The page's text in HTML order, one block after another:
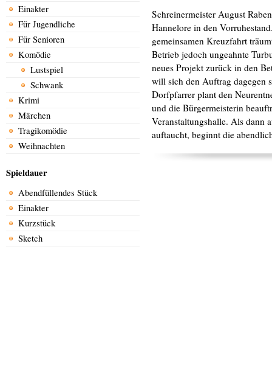
Einakter
Für Jugendliche
Für Senioren
Komödie
Lustspiel
Schwank
Krimi
Märchen
Tragikomödie
Weihnachten
Spieldauer
Abendfüllendes Stück
Einakter
Kurzstück
Sketch
Schreinermeister August
Hannelore in den
gemeinsamen Kreuzfahrt
Betrieb jedoch ungeahnte
neues Projekt zurück in den
will sich den Auftrag dagegen
Dorfpfarrer plant den
und die Bürgermeisterin
Veranstaltungshalle. Als dann
auftaucht, beginnt die